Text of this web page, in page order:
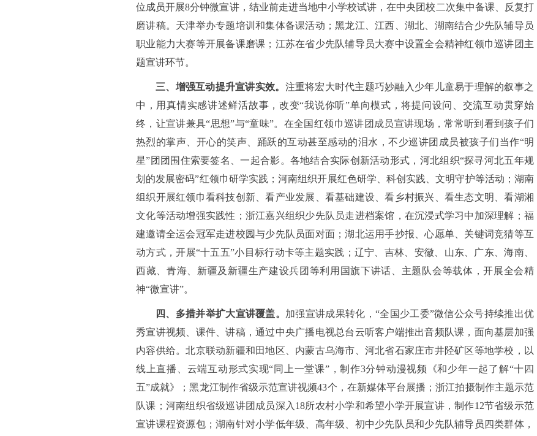
位成员开展8分钟微宣讲，结业前走进当地中小学校试讲，在中央团校二次集中备课、反复打
磨讲稿。天津举办专题培训和集体备课活动；黑龙江、江西、湖北、湖南结合少先队辅导员
职业能力大赛等开展备课磨课；江苏在省少先队辅导员大赛中设置全会精神红领巾巡讲团主
题宣讲环节。
三、增强互动提升宣讲实效。 注重将宏大时代主题巧妙融入少年儿童易于理解的叙事之
中，用真情实感讲述鲜活故事，改变“我说你听”单向模式，将提问设问、交流互动贯穿始
终，让宣讲兼具“思想”与“童味”。在全国红领巾巡讲团成员宣讲现场，常常听到看到孩子们
热烈的掌声、开心的笑声、踊跃的互动甚至感动的泪水，不少巡讲团成员被孩子们当作“明
星”团团围住索要签名、一起合影。各地结合实际创新活动形式，河北组织“探寻河北五年规
划的发展密码”红领巾研学实践；河南组织开展红色研学、科创实践、文明守护等活动；湖南
组织开展红领巾看科技创新、看产业发展、看基础建设、看乡村振兴、看生态文明、看湖湘
文化等活动增强实践性；浙江嘉兴组织少先队员走进档案馆，在沉浸式学习中加深理解；福
建邀请全运会冠军走进校园与少先队员面对面；湖北运用手抄报、心愿单、关键词竞猜等互
动方式，开展“十五五”小目标行动卡等主题实践；辽宁、吉林、安徽、山东、广东、海南、
西藏、青海、新疆及新疆生产建设兵团等利用国旗下讲话、主题队会等载体，开展全会精
神“微宣讲”。
四、多措并举扩大宣讲覆盖。 加强宣讲成果转化，“全国少工委”微信公众号持续推出优
秀宣讲视频、课件、讲稿，通过中央广播电视总台云听客户端推出音频队课，面向基层加强
内容供给。北京联动新疆和田地区、内蒙古乌海市、河北省石家庄市井陉矿区等地学校，以
线上直播、云端互动形式实现“同上一堂课”，制作3分钟动漫视频《和少年一起了解“十四
五”成就》；黑龙江制作省级示范宣讲视频43个，在新媒体平台展播；浙江拍摄制作主题示范
队课；河南组织省级巡讲团成员深入18所农村小学和希望小学开展宣讲，制作12节省级示范
宣讲课程资源包；湖南针对小学低年级、高年级、初中少先队员和少先队辅导员四类群体，